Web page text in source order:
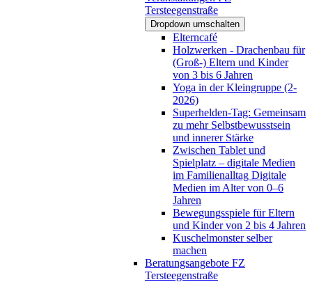
Tersteegenstraße
Dropdown umschalten
Elterncafé
Holzwerken - Drachenbau für
(Groß-) Eltern und Kinder
von 3 bis 6 Jahren
Yoga in der Kleingruppe (2-
2026)
Superhelden-Tag: Gemeinsam
zu mehr Selbstbewusstsein
und innerer Stärke
Zwischen Tablet und
Spielplatz – digitale Medien
im Familienalltag Digitale
Medien im Alter von 0–6
Jahren
Bewegungsspiele für Eltern
und Kinder von 2 bis 4 Jahren
Kuschelmonster selber
machen
Beratungsangebote FZ
Tersteegenstraße